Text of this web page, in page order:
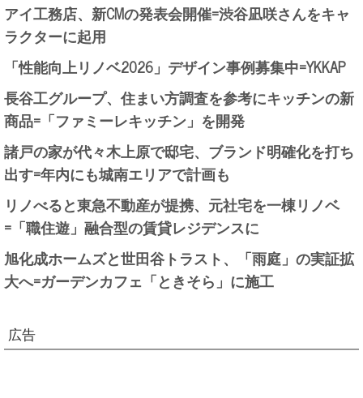
アイ工務店、新CMの発表会開催=渋谷凪咲さんをキャ
ラクターに起用
「性能向上リノベ2026」デザイン事例募集中=YKKAP
長谷工グループ、住まい方調査を参考にキッチンの新
商品=「ファミーレキッチン」を開発
諸戸の家が代々木上原で邸宅、ブランド明確化を打ち
出す=年内にも城南エリアで計画も
リノべると東急不動産が提携、元社宅を一棟リノベ
=「職住遊」融合型の賃貸レジデンスに
旭化成ホームズと世田谷トラスト、「雨庭」の実証拡
大へ=ガーデンカフェ「ときそら」に施工
広告